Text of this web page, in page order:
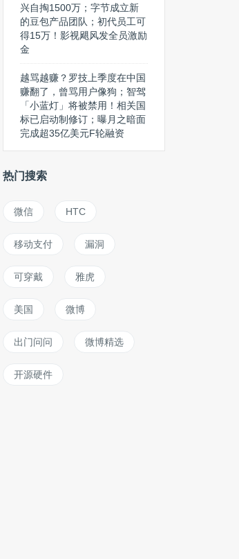
兴自掏1500万；字节成立新
的豆包产品团队；初代员工可
得15万！影视飓风发全员激励
金
越骂越赚？罗技上季度在中国
赚翻了，曾骂用户像狗；智驾
「小蓝灯」将被禁用！相关国
标已启动制修订；曝月之暗面
完成超35亿美元F轮融资
热门搜索
微信 HTC
移动支付 漏洞
可穿戴 雅虎
美国 微博
出门问问 微博精选
开源硬件